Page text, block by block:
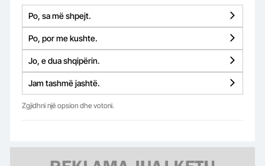
Po, sa më shpejt.
Po, por me kushte.
Jo, e dua shqipërin.
Jam tashmë jashtë.
Zgjidhni një opsion dhe votoni.